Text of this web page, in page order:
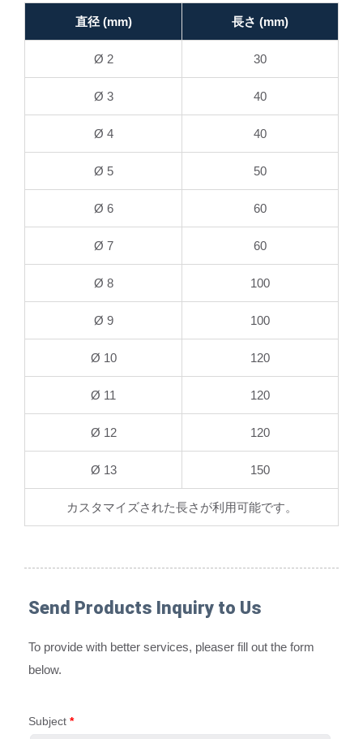
直径 (mm) 長さ (mm)
Ø 2 30
Ø 3 40
Ø 4 40
Ø 5 50
Ø 6 60
Ø 7 60
Ø 8 100
Ø 9 100
Ø 10 120
Ø 11 120
Ø 12 120
Ø 13 150
カスタマイズされた長さが利用可能です。